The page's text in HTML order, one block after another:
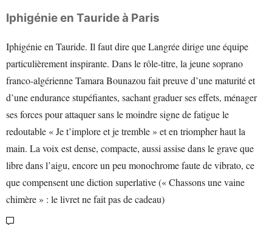
Iphigénie en Tauride à Paris
Iphigénie en Tauride. Il faut dire que Langrée dirige une équipe
particulièrement inspirante. Dans le rôle-titre, la jeune soprano
franco-algérienne Tamara Bounazou fait preuve d’une maturité et
d’une endurance stupéfiantes, sachant graduer ses effets, ménager
ses forces pour attaquer sans le moindre signe de fatigue le
redoutable « Je t’implore et je tremble » et en triompher haut la
main. La voix est dense, compacte, aussi assise dans le grave que
libre dans l’aigu, encore un peu monochrome faute de vibrato, ce
que compensent une diction superlative (« Chassons une vaine
chimère » : le livret ne fait pas de cadeau)